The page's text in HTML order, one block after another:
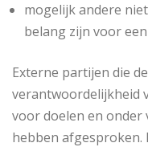
mogelijk andere
belang zijn voor
Externe partijen die
verantwoordelijkheid
voor doelen en onder
hebben afgesproken.